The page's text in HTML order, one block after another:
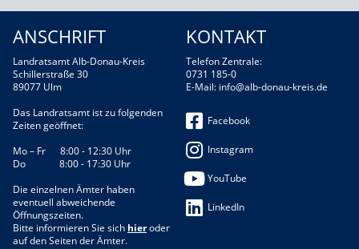
ANSCHRIFT
Landratsamt Alb-Donau-Kreis
Schillerstraße 30
89077 Ulm
Das Landratsamt ist zu folgenden
Zeiten geöffnet:
Mo – Fr 8:00 - 12:30 Uhr
Do 8:00 - 17:30 Uhr
Die einzelnen Ämter haben
eventuell abweichende
Öffnungszeiten.
Bitte informieren Sie sich hieroder
auf den Seiten der Ämter.
KONTAKT
Telefon Zentrale:
0731 185-0
E-Mail: info@alb-donau-kreis.de
Facebook
Instagram
YouTube
LinkedIn